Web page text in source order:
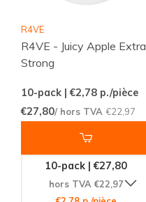
R4VE
R4VE - Juicy Apple Extra
Strong
10-pack | €2,78 p./pièce
€27,80/ hors TVA €22,97
10-pack | €27,80
hors TVA €22,97